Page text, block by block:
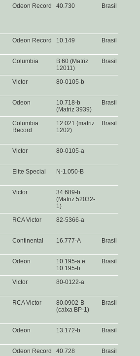
Odeon Record 40.730 Brasil
Odeon Record 10.149 Brasil
Columbia
B 60 (Matriz
12011)
Brasil
Victor 80-0105-b
Odeon
10.718-b
(Matriz 3939)
Brasil
Columbia
Record
12.021 (matriz
1202)
Brasil
Victor 80-0105-a
Elite Special N-1.050-B
Victor
34.689-b
(Matriz 52032-
1)
RCA Victor 82-5366-a
Continental 16.777-A Brasil
Odeon
10.195-a e
10.195-b
Brasil
Victor 80-0122-a
RCA Victor
80.0902-B
(caixa BP-1)
Brasil
Odeon 13.172-b Brasil
Odeon Record 40.728 Brasil